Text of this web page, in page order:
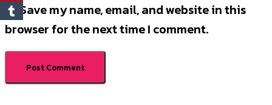
Save my name, email, and website in this
browser for the next time I comment.